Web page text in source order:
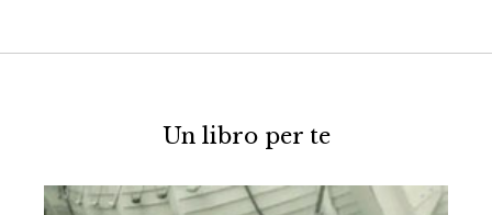
Un libro per te